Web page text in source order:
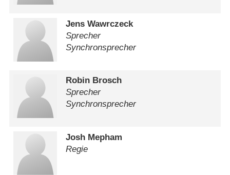
Jens Wawrczeck
Sprecher
Synchronsprecher
Robin Brosch
Sprecher
Synchronsprecher
Josh Mepham
Regie